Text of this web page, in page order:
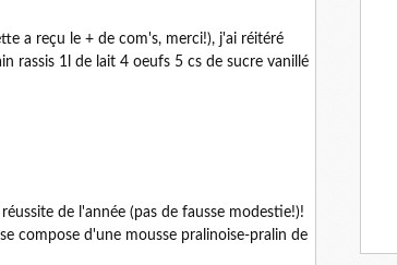
a reçu le + de com's, merci!), j'ai réitéré
rassis 1l de lait 4 oeufs 5 cs de sucre vanillé
de l'année (pas de fausse modestie!)!
compose d'une mousse pralinoise-pralin de